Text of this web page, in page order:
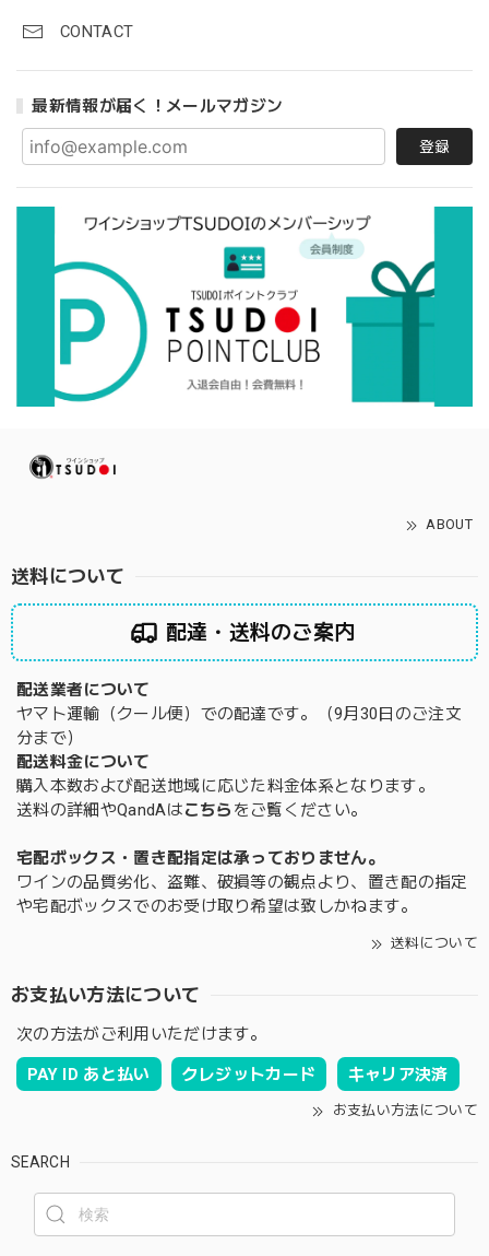
CONTACT
最新情報が届く！メールマガジン
登録
ABOUT
送料について
配達・送料のご案内
配送業者について
ヤマト運輸（クール便）での配達です。（9月30日のご注文
分まで）
配送料金について
購入本数および配送地域に応じた料金体系となります。
送料の詳細やQandAはこちら をご覧ください。
宅配ボックス・置き配指定は承っておりません。
ワインの品質劣化、盗難、破損等の観点より、置き配の指定
や宅配ボックスでのお受け取り希望は致しかねます。
送料について
お支払い方法について
次の方法がご利用いただけます。
PAY ID あと払い クレジットカード キャリア決済
お支払い方法について
SEARCH